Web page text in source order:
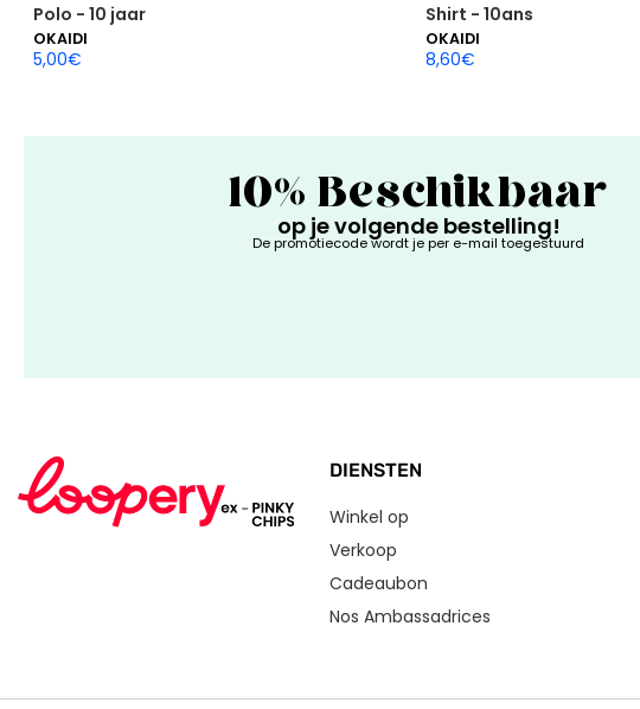
Polo - 10 jaar
OKAIDI
5,00€
Shirt - 10ans
OKAIDI
8,60€
10% Beschikbaar
op je volgende bestelling!
De promotiecode wordt je per e-mail toegestuurd
DIENSTEN
Winkel op
Verkoop
Cadeaubon
Nos Ambassadrices